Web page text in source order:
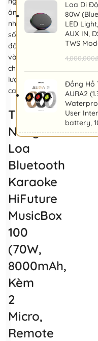
âm
nhạc
sống
động
và
chất
lượng
cao.
Tính
Năng
Loa
Bluetooth
Karaoke
HiFuture
MusicBox
100
(70W,
8000mAh,
Kèm
2
Micro,
Remote
Loa Di
80W
LED
AUX IN,
TWS
4,000,000₫
Đồng Hồ
AURA2
User
battery,